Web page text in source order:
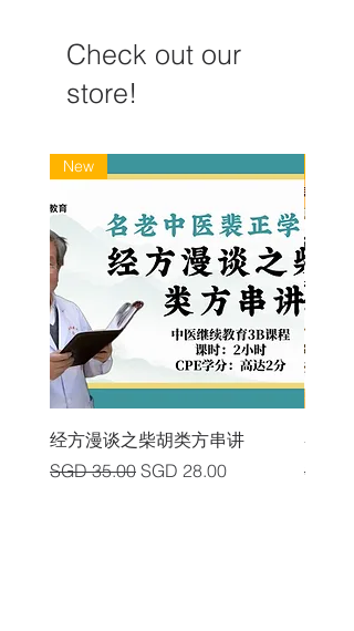
Check out our
store!
New
经方漫谈之柴胡类方串讲
Regular Price
SGD 35.00 Sale Price
SGD 28.00
各类
SGD